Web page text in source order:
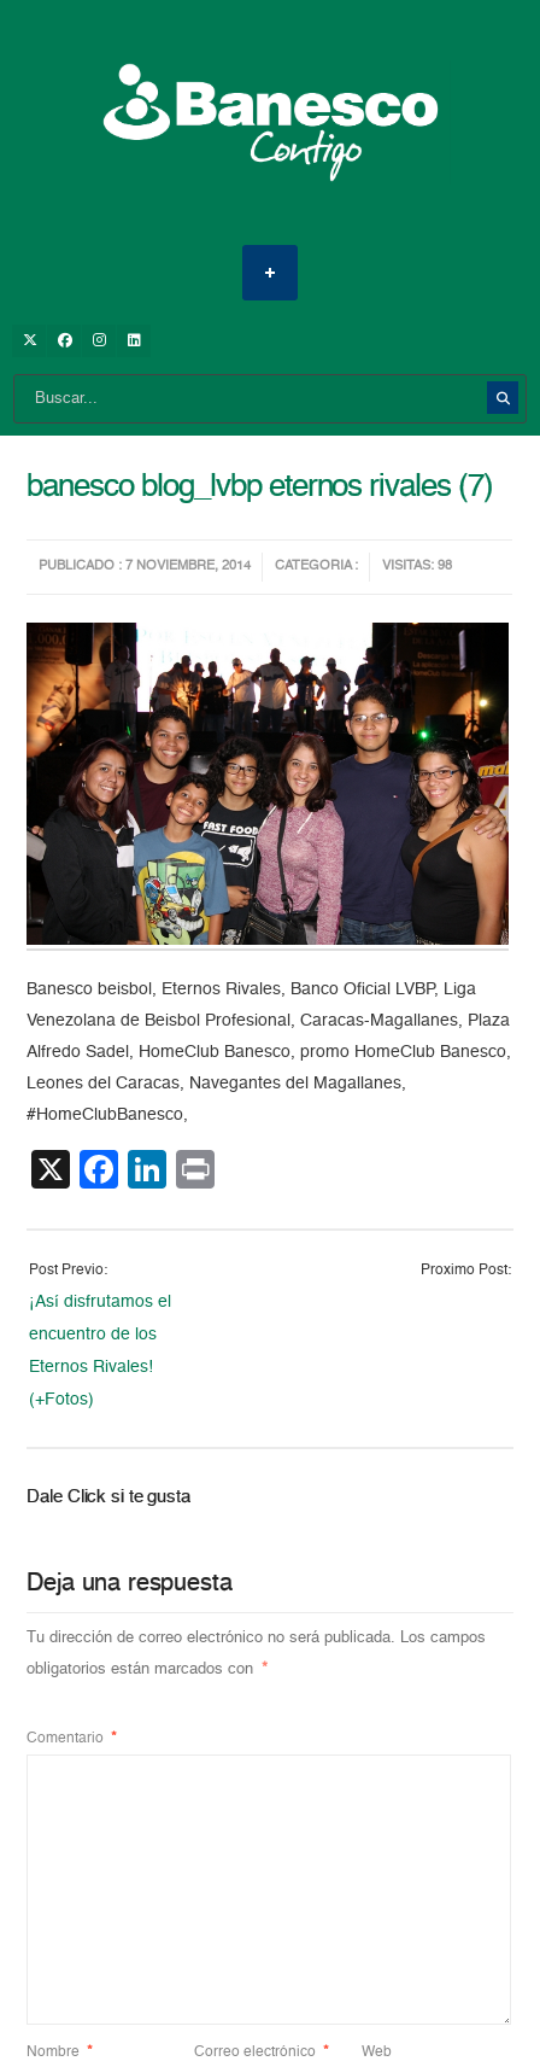
banesco blog_lvbp eternos rivales (7)
PUBLICADO : 7 NOVIEMBRE, 2014 CATEGORIA : VISITAS: 98
Banesco beisbol, Eternos Rivales, Banco Oficial LVBP, Liga
Venezolana de Beisbol Profesional, Caracas-Magallanes, Plaza
Alfredo Sadel, HomeClub Banesco, promo HomeClub Banesco,
Leones del Caracas, Navegantes del Magallanes,
#HomeClubBanesco,
X Facebook
LinkedIn
Post Previo:
¡Así disfrutamos el
encuentro de los
Eternos Rivales!
(+Fotos)
Proximo Post:
Dale Click si te gusta
Deja una respuesta
Tu dirección de correo electrónico no será publicada. Los campos
obligatorios están marcados con
*
Comentario *
Nombre * Correo electrónico * Web